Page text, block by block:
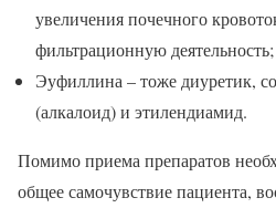
увеличения почечного
фильтрационную деятельность;
Эуфиллина – тоже диуретик,
(алкалоид) и этилендиамид.
Помимо приема препаратов
общее самочувствие пациента,